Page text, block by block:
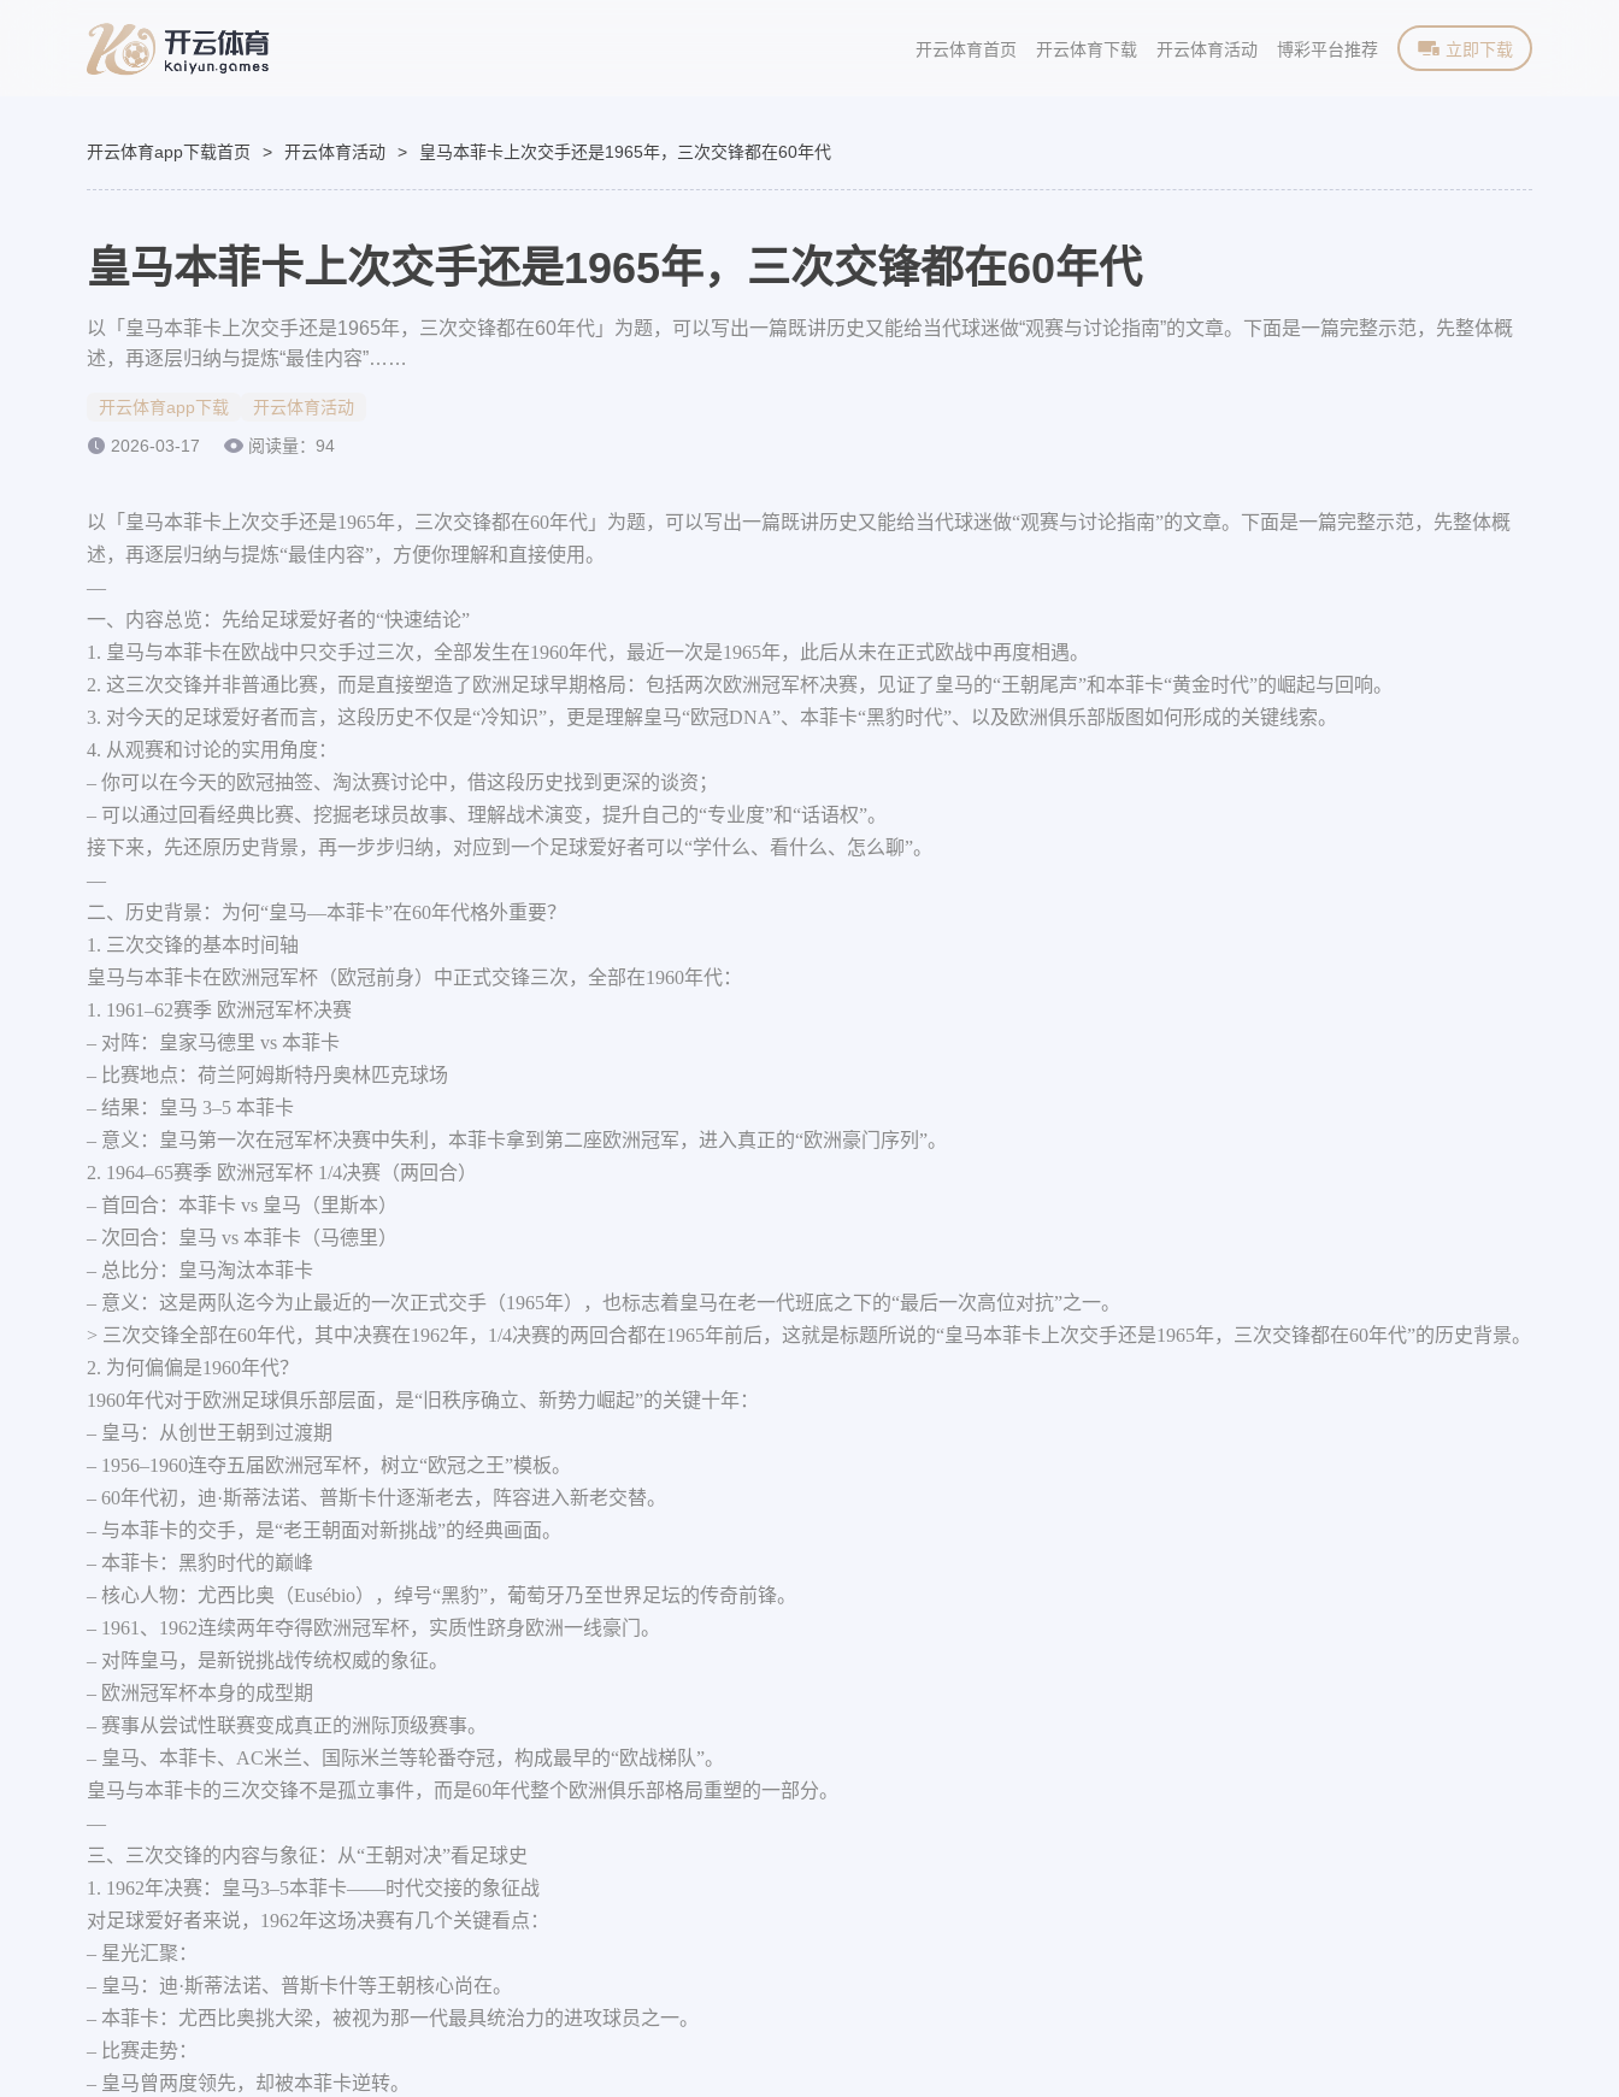
开云体育首页 开云体育下载 开云体育活动 博彩平台推荐 立即下载
开云体育app下载首页 > 开云体育活动 > 皇马本菲卡上次交手还是1965年，三次交锋都在60年代
皇马本菲卡上次交手还是1965年，三次交锋都在60年代
以「皇马本菲卡上次交手还是1965年，三次交锋都在60年代」为题，可以写出一篇既讲历史又能给当代球迷做“观赛与讨论指南”的文章。下面是一篇完整示范，先整体概
述，再逐层归纳与提炼“最佳内容”……
开云体育app下载
开云体育活动
2026-03-17
阅读量：94
以「皇马本菲卡上次交手还是1965年，三次交锋都在60年代」为题，可以写出一篇既讲历史又能给当代球迷做“观赛与讨论指南”的文章。下面是一篇完整示范，先整体概
述，再逐层归纳与提炼“最佳内容”，方便你理解和直接使用。
—
一、内容总览：先给足球爱好者的“快速结论”
1. 皇马与本菲卡在欧战中只交手过三次，全部发生在1960年代，最近一次是1965年，此后从未在正式欧战中再度相遇。
2. 这三次交锋并非普通比赛，而是直接塑造了欧洲足球早期格局：包括两次欧洲冠军杯决赛，见证了皇马的“王朝尾声”和本菲卡“黄金时代”的崛起与回响。
3. 对今天的足球爱好者而言，这段历史不仅是“冷知识”，更是理解皇马“欧冠DNA”、本菲卡“黑豹时代”、以及欧洲俱乐部版图如何形成的关键线索。
4. 从观赛和讨论的实用角度：
– 你可以在今天的欧冠抽签、淘汰赛讨论中，借这段历史找到更深的谈资；
– 可以通过回看经典比赛、挖掘老球员故事、理解战术演变，提升自己的“专业度”和“话语权”。
接下来，先还原历史背景，再一步步归纳，对应到一个足球爱好者可以“学什么、看什么、怎么聊”。
—
二、历史背景：为何“皇马—本菲卡”在60年代格外重要？
1. 三次交锋的基本时间轴
皇马与本菲卡在欧洲冠军杯（欧冠前身）中正式交锋三次，全部在1960年代：
1. 1961–62赛季 欧洲冠军杯决赛
– 对阵：皇家马德里 vs 本菲卡
– 比赛地点：荷兰阿姆斯特丹奥林匹克球场
– 结果：皇马 3–5 本菲卡
– 意义：皇马第一次在冠军杯决赛中失利，本菲卡拿到第二座欧洲冠军，进入真正的“欧洲豪门序列”。
2. 1964–65赛季 欧洲冠军杯 1/4决赛（两回合）
– 首回合：本菲卡 vs 皇马（里斯本）
– 次回合：皇马 vs 本菲卡（马德里）
– 总比分：皇马淘汰本菲卡
– 意义：这是两队迄今为止最近的一次正式交手（1965年），也标志着皇马在老一代班底之下的“最后一次高位对抗”之一。
> 三次交锋全部在60年代，其中决赛在1962年，1/4决赛的两回合都在1965年前后，这就是标题所说的“皇马本菲卡上次交手还是1965年，三次交锋都在60年代”的历史背景。
2. 为何偏偏是1960年代？
1960年代对于欧洲足球俱乐部层面，是“旧秩序确立、新势力崛起”的关键十年：
– 皇马：从创世王朝到过渡期
– 1956–1960连夺五届欧洲冠军杯，树立“欧冠之王”模板。
– 60年代初，迪·斯蒂法诺、普斯卡什逐渐老去，阵容进入新老交替。
– 与本菲卡的交手，是“老王朝面对新挑战”的经典画面。
– 本菲卡：黑豹时代的巅峰
– 核心人物：尤西比奥（Eusébio），绰号“黑豹”，葡萄牙乃至世界足坛的传奇前锋。
– 1961、1962连续两年夺得欧洲冠军杯，实质性跻身欧洲一线豪门。
– 对阵皇马，是新锐挑战传统权威的象征。
– 欧洲冠军杯本身的成型期
– 赛事从尝试性联赛变成真正的洲际顶级赛事。
– 皇马、本菲卡、AC米兰、国际米兰等轮番夺冠，构成最早的“欧战梯队”。
皇马与本菲卡的三次交锋不是孤立事件，而是60年代整个欧洲俱乐部格局重塑的一部分。
—
三、三次交锋的内容与象征：从“王朝对决”看足球史
1. 1962年决赛：皇马3–5本菲卡——时代交接的象征战
对足球爱好者来说，1962年这场决赛有几个关键看点：
– 星光汇聚：
– 皇马：迪·斯蒂法诺、普斯卡什等王朝核心尚在。
– 本菲卡：尤西比奥挑大梁，被视为那一代最具统治力的进攻球员之一。
– 比赛走势：
– 皇马曾两度领先，却被本菲卡逆转。